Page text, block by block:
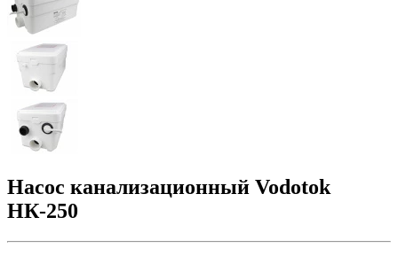
Насос канализационный Vodotok
НК-250